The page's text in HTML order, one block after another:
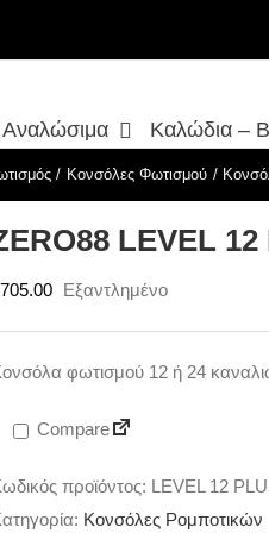
Καλώδια –
Κονσόλες Φωτισμού
LEVEL
705.00 Εξαντλημένο
φωτισμού 12 ή 24
Compare
προϊόντος: LEVEL 12
Κονσόλες Ρομποτικών